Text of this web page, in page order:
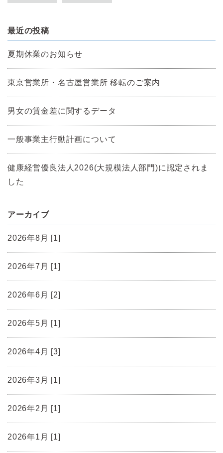
最近の投稿
夏期休業のお知らせ
東京営業所・名古屋営業所 移転のご案内
男女の賃金差に関するデータ
一般事業主行動計画について
健康経営優良法人2026(大規模法人部門)に認定されま
した
アーカイブ
2026年8月 [1]
2026年7月 [1]
2026年6月 [2]
2026年5月 [1]
2026年4月 [3]
2026年3月 [1]
2026年2月 [1]
2026年1月 [1]